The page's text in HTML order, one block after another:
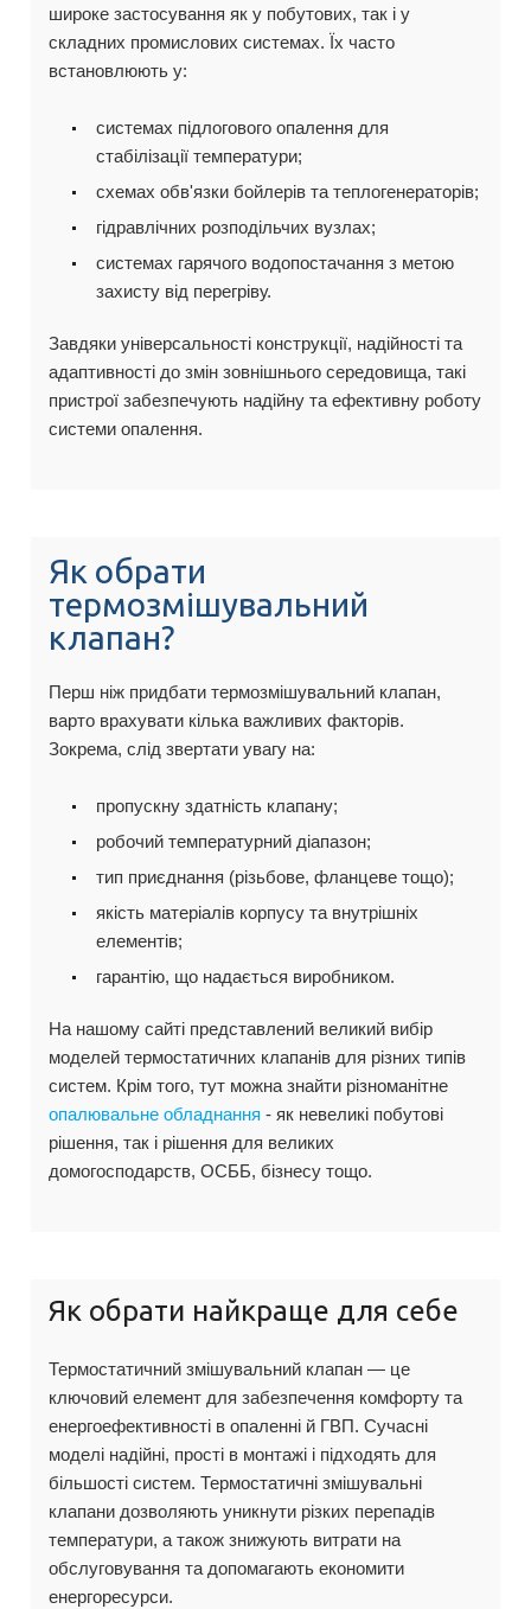
широке застосування як у побутових, так і у
складних промислових системах. Їх часто
встановлюють у:
системах підлогового опалення для
стабілізації температури;
схемах обв'язки бойлерів та теплогенераторів;
гідравлічних розподільчих вузлах;
системах гарячого водопостачання з метою
захисту від перегріву.
Завдяки універсальності конструкції, надійності та
адаптивності до змін зовнішнього середовища, такі
пристрої забезпечують надійну та ефективну роботу
системи опалення.
Як обрати
термозмішувальний
клапан?
Перш ніж придбати термозмішувальний клапан,
варто врахувати кілька важливих факторів.
Зокрема, слід звертати увагу на:
пропускну здатність клапану;
робочий температурний діапазон;
тип приєднання (різьбове, фланцеве тощо);
якість матеріалів корпусу та внутрішніх
елементів;
гарантію, що надається виробником.
На нашому сайті представлений великий вибір
моделей термостатичних клапанів для різних типів
систем. Крім того, тут можна знайти різноманітне
опалювальне обладнання - як невеликі побутові
рішення, так і рішення для великих
домогосподарств, ОСББ, бізнесу тощо.
Як обрати найкраще для себе
Термостатичний змішувальний клапан — це
ключовий елемент для забезпечення комфорту та
енергоефективності в опаленні й ГВП. Сучасні
моделі надійні, прості в монтажі і підходять для
більшості систем. Термостатичні змішувальні
клапани дозволяють уникнути різких перепадів
температури, а також знижують витрати на
обслуговування та допомагають економити
енергоресурси.